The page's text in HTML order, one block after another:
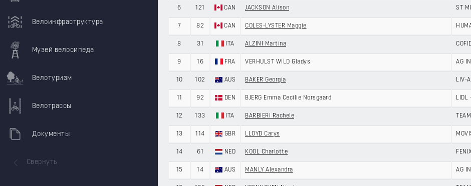
Велоинфраструктура
Музей велосипеда
Велотуризм
Велотрассы
Документы
Свернуть
6 121 CAN JACKSON Alison ST
7 82 CAN COLES-LYSTER Maggie
8 31 ITA ALZINI Martina
9 16 FRA VERHULST WILD Gladys AG
10 102 AUS BAKER Georgia LIV-
11 92 DEN BJERG Emma Cecilie Norsgaard LIDL
12 133 ITA BARBIERI Rachele
13 114 GBR LLOYD Carys
14 61 NED KOOL Charlotte
15 14 AUS MANLY Alexandra AG